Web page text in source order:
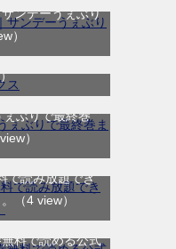
ンデーうぇぶり
）
｜マンガMeeで
ぶりで最終巻
）
で読み放題でき
（4 view）
料で読める公式